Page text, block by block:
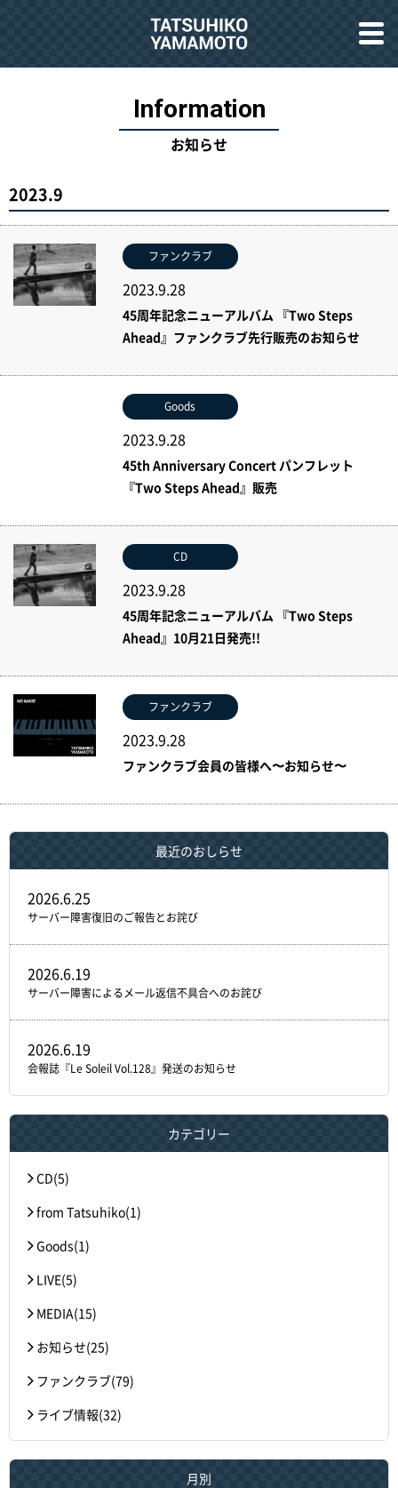
お知らせ
2023.9
ファンクラブ
2023.9.28
45周年記念ニューアルバム 『Two Steps
Ahead』ファンクラブ先行販売のお知らせ
Goods
2023.9.28
45th Anniversary Concert パンフレット
『Two Steps Ahead』販売
CD
2023.9.28
45周年記念ニューアルバム 『Two Steps
Ahead』10月21日発売!!
ファンクラブ
2023.9.28
ファンクラブ会員の皆様へ〜お知らせ〜
最近のおしらせ
2026.6.25
サーバー障害復旧のご報告とお詫び
2026.6.19
サーバー障害によるメール返信不具合へのお詫び
2026.6.19
会報誌『Le Soleil Vol.128』発送のお知らせ
カテゴリー
CD(5)
from Tatsuhiko(1)
Goods(1)
LIVE(5)
MEDIA(15)
お知らせ(25)
ファンクラブ(79)
ライブ情報(32)
月別